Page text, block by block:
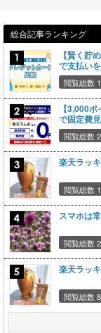
総合記事ランキング
【賢く貯
で支払い
閲覧総数
【3,000
で固定費
閲覧総数
楽天ラッ
閲覧総数
スマホは
閲覧総数
楽天ラッ
閲覧総数